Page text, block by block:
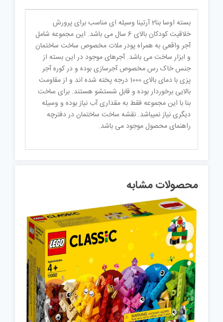
بسته اوسا بنا2 آرتینا وسیله ای مناسب برای پرورش
خلاقیت کودکان بالای 6 سال می باشد. این مجموعه شامل
آجر واقعی به همراه پودر ملات مخصوص ساخت ساختمان
و ابزار ساخت می باشد. آجرهای موجود در این بسته از
جنس خاک رس مخصوص آجرسازی بوده و در کوره آجر
پزی با دمای بالای 1000 درجه پخته شده اند و از مقاومت
بالایی برخوردار بوده و قابل شستشو هستند. برای ساخت
بنا با این مجموعه فقط به مقداری آب نیاز بوده و وسیله
دیگری نیاز نمیباشد. نقشه ساخت ساختمان در دفترچه
راهنمای محصول موجود می باشد.
محصولات مشابه